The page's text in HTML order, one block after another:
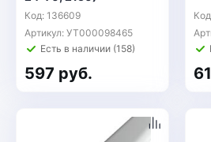
Код: 136609
Артикул: УТ000098465
Есть в наличии (158)
597 руб.